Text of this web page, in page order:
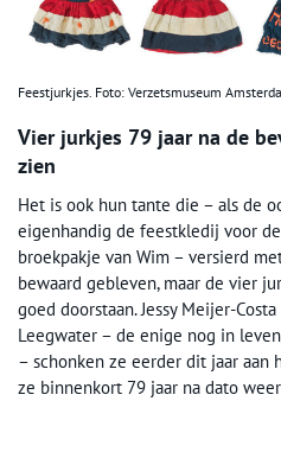
Feestjurkjes. Foto: Verzetsmuseum
Vier jurkjes 79 jaar na de
zien
Het is ook hun tante die – als de
eigenhandig de feestkledij voor
broekpakje van Wim – versierd
bewaard gebleven, maar de vier
goed doorstaan. Jessy Meijer-
Leegwater – de enige nog in
– schonken ze eerder dit jaar aan
ze binnenkort 79 jaar na dato